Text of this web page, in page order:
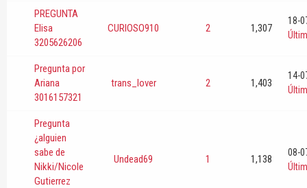
PREGUNTA
Elisa
3205626206
CURIOSO910 2 1,307
18-
Pregunta por
Ariana
3016157321
trans_lover 2 1,403
14-
Pregunta
¿alguien
sabe de
Nikki/Nicole
Gutierrez
Undead69 1 1,138
08-